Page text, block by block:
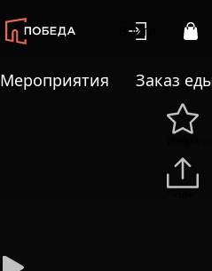
Войти
Мероприятия Заказ